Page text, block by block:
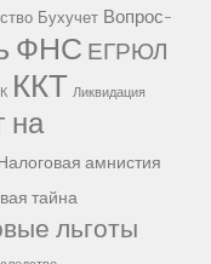
Бухучет Вопрос-
ФНС ЕГРЮЛ
ККТ Ликвидация
на
амнистия
тайна
льготы